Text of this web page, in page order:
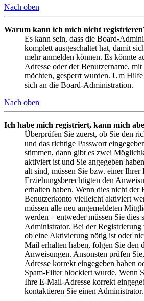
Nach oben
Warum kann ich mich nicht
Es kann sein, dass die Board-
komplett ausgeschaltet hat, damit
mehr anmelden können. Es könnte
Adresse oder der Benutzername,
möchten, gesperrt wurden. Um
sich an die Board-Administration.
Nach oben
Ich habe mich registriert, kann mich
Überprüfen Sie zuerst, ob Sie den
und das richtige Passwort
stimmen, dann gibt es zwei
aktiviert ist und Sie angegeben
alt sind, müssen Sie bzw. einer Ihrer
Erziehungsberechtigten den
erhalten haben. Wenn dies nicht der
Benutzerkonto vielleicht aktiviert
müssen alle neu angemeldeten
werden – entweder müssen Sie dies
Administrator. Bei der
ob eine Aktivierung nötig ist oder
Mail erhalten haben, folgen Sie den
Anweisungen. Ansonsten prüfen
Adresse korrekt eingegeben haben
Spam-Filter blockiert wurde. Wenn
Ihre E-Mail-Adresse korrekt
kontaktieren Sie einen Administrator.